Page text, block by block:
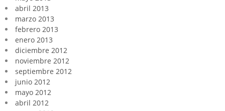
abril 2013
marzo 2013
febrero 2013
enero 2013
diciembre 2012
noviembre 2012
septiembre 2012
junio 2012
mayo 2012
abril 2012